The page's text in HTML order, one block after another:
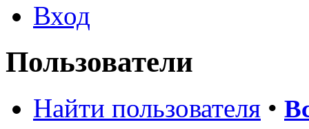
Вход
Пользователи
Найти пользователя •